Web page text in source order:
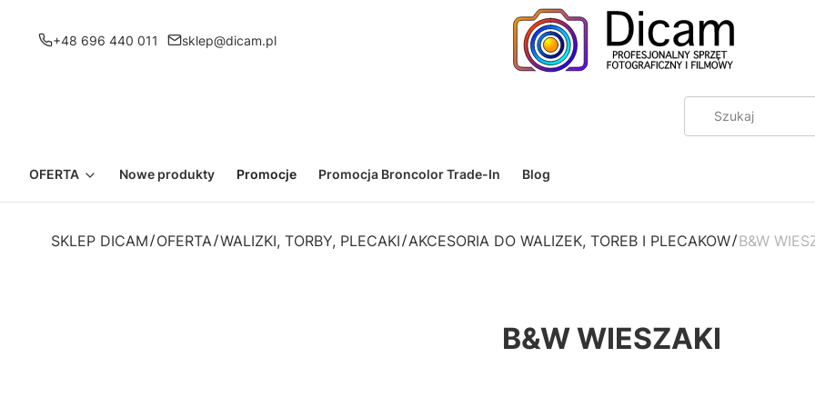
+48 696 440 011 sklep@dicam.pl
OFERTA Nowe produkty Promocje Promocja Broncolor Trade-In Blog
SKLEP DICAM OFERTA WALIZKI, TORBY, PLECAKI AKCESORIA DO WALIZEK, TOREB I PLECAKOW B&W
B&W WIESZAKI